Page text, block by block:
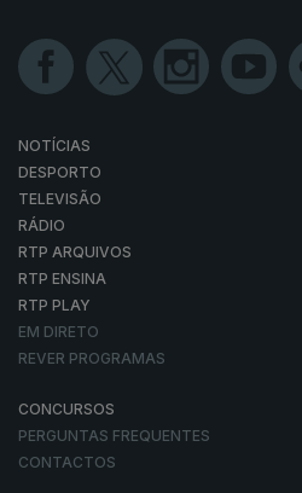
NOTÍCIAS
DESPORTO
TELEVISÃO
RÁDIO
RTP ARQUIVOS
RTP ENSINA
RTP PLAY
EM DIRETO
REVER PROGRAMAS
CONCURSOS
PERGUNTAS FREQUENTES
CONTACTOS